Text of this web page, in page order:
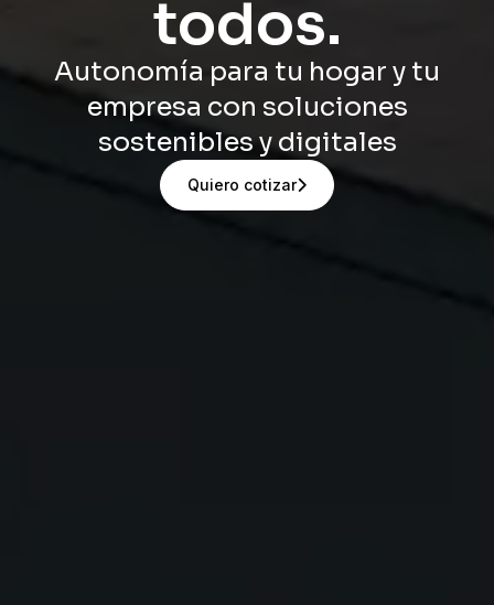
todos.
Autonomía para tu hogar y tu
empresa con soluciones
sostenibles y digitales
Quiero cotizar